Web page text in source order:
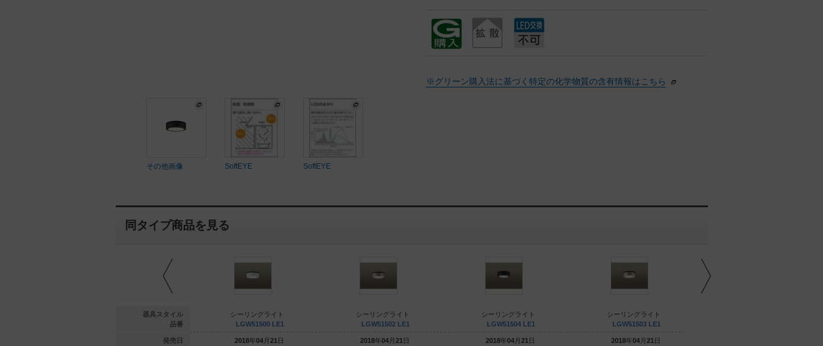
※グリーン購入法に基づく特定の化学物質の含有情報はこちら
その他画像 SoftEYE SoftEYE
同タイプ商品を見る
器具スタイル
品番
発売日
シーリングライト
シーリングライト
LGW51500 LE1
2018年04月 21 日
シーリングライト
LGW51502 LE1
2018年04月 21 日
シーリングライト
LGW51504 LE1
2018年04月 21 日
シーリングライト
LGW51503 LE1
2018年04月 21 日